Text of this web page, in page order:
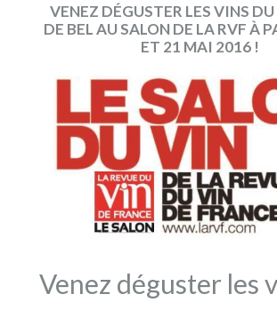
VENEZ DÉGUSTER LES VINS
DE BEL AU SALON DE LA RVF À
ET 21 MAI 2016 !
Venez déguster les